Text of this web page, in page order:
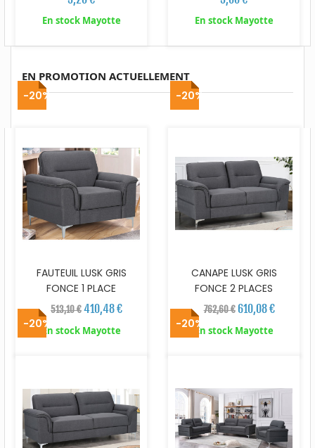
En stock Mayotte En stock Mayotte
EN PROMOTION ACTUELLEMENT
-20%
FAUTEUIL LUSK GRIS
FONCE 1 PLACE
513,10 €410,48 €
En stock Mayotte
-20%
CANAPE LUSK GRIS
FONCE 2 PLACES
762,60 € 610,08 €
En stock Mayotte
-20% -20%